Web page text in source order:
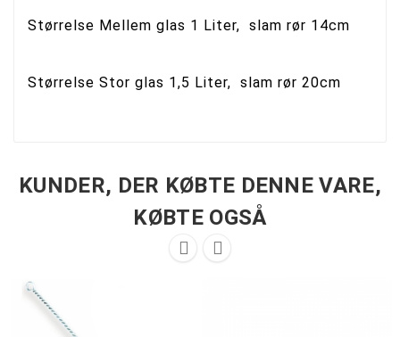
Størrelse Mellem glas 1 Liter, slam rør 14cm
Størrelse Stor glas 1,5 Liter, slam rør 20cm
KUNDER, DER KØBTE DENNE VARE,
KØBTE OGSÅ
 